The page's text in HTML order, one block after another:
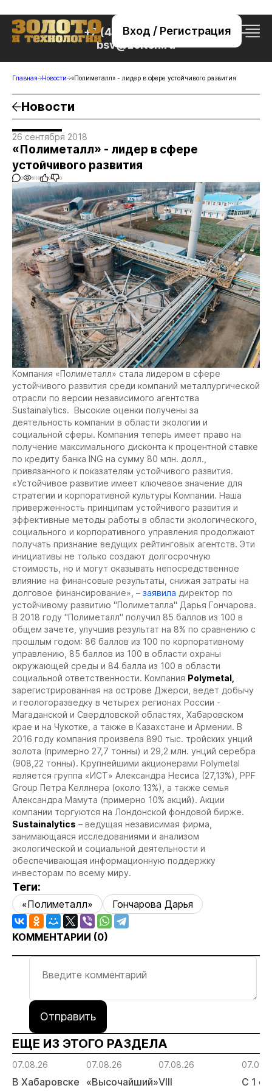
Вход / Регистрация
+7 (495) 221-76-32
bsv@zolteh.ru
Главная Новости «Полиметалл» - лидер в сфере устойчивого развития
Новости
26 сентября 2018
«Полиметалл» - лидер в сфере
устойчивого развития
0 5118 0 0
Компания «Полиметалл» стала лидером в сфере
устойчивого развития среди компаний металлургической
отрасли по версии независимого агентства
Sustainalytics. Высокие оценки получены за
деятельность компании в области экологии и
социальной сферы. Компания теперь имеет право на
получение максимального дисконта к процентной ставке
по кредиту банка ING на сумму 80 млн. долл.,
привязанного к показателям устойчивого развития.
«Устойчивое развитие имеет ключевое значение для
стратегии и корпоративной культуры Компании. Наша
приверженность принципам устойчивого развития и
эффективные методы работы в области экологического,
социального и корпоративного управления продолжают
получать признание ведущих рейтинговых агентств. Эти
инициативы не только создают долгосрочную
стоимость, но и могут оказывать непосредственное
влияние на финансовые результаты, снижая затраты на
долговое финансирование», – заявила директор по
устойчивому развитию "Полиметалла" Дарья Гончарова.
В 2018 году "Полиметалл" получил 85 баллов из 100 в
общем зачете, улучшив результат на 8% по сравнению с
прошлым годом: 86 баллов из 100 по корпоративному
управлению, 85 баллов из 100 в области охраны
окружающей среды и 84 балла из 100 в области
социальной ответственности. Компания Polymetal,
зарегистрированная на острове Джерси, ведет добычу
и геологоразведку в четырех регионах России -
Магаданской и Свердловской областях, Хабаровском
крае и на Чукотке, а также в Казахстане и Армении. В
2016 году компания произвела 890 тыс. тройских унций
золота (примерно 27,7 тонны) и 29,2 млн. унций серебра
(908,22 тонны). Крупнейшими акционерами Polymetal
является группа «ИСТ» Александра Несиса (27,13%), PPF
Group Петра Келлнера (около 13%), а также семья
Александра Мамута (примерно 10% акций). Акции
компании торгуются на Лондонской фондовой бирже.
Sustainalytics – ведущая независимая фирма,
занимающаяся исследованиями и анализом
экологической и социальной деятельности и
обеспечивающая информационную поддержку
инвесторам по всему миру.
Теги:
«Полиметалл» Гончарова Дарья
КОММЕНТАРИИ (0)
Отправить
ЕЩЕ ИЗ ЭТОГО РАЗДЕЛА
07.08.26
В Хабаровске
07.08.26
«Высочайший»
07.08.26
VIII
С 1